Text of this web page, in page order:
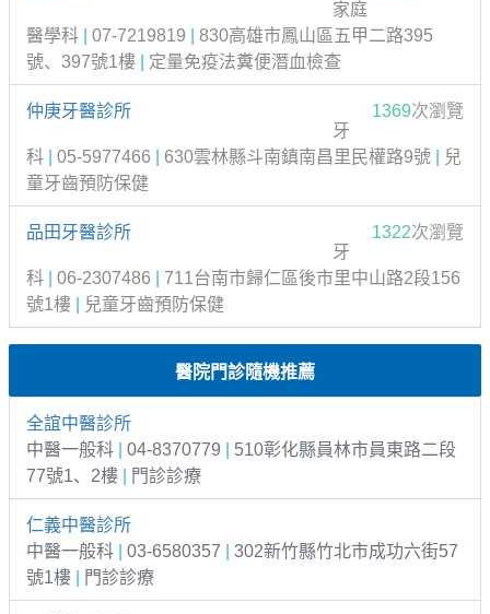
家庭
醫學科
07-7219819
830高雄市鳳山區五甲二路395
號、397號1樓
定量免疫法糞便潛血檢查
仲庚牙醫診所 1369次瀏覽
牙
科
05-5977466 630雲林縣斗南鎮南昌里民權路9號
兒
童牙齒預防保健
品田牙醫診所 1322次瀏覽
牙
科
06-2307486
711台南市歸仁區後市里中山路2段156
號1樓
兒童牙齒預防保健
醫院門診隨機推薦
全誼中醫診所
中醫一般科
04-8370779
510彰化縣員林市員東路二段
77號1、2樓
門診診療
仁義中醫診所
中醫一般科
03-6580357
302新竹縣竹北市成功六街57
號1樓
門診診療